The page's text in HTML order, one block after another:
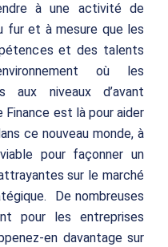
à une activité de
fur et à mesure que les
et des talents
où les
aux niveaux d’avant
Finance est là pour aider
ce nouveau monde, à
pour façonner un
sur le marché
De nombreuses
pour les entreprises
en davantage sur